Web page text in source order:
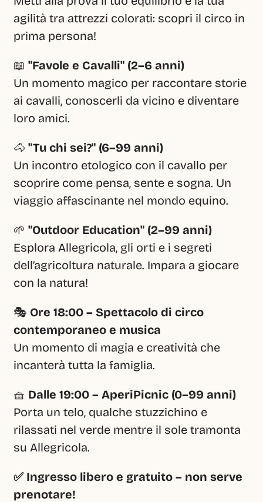
agilità tra attrezzi colorati: scopri il circo in
prima persona!
📖 "Favole e Cavalli" (2–6 anni)
Un momento magico per raccontare storie
ai cavalli, conoscerli da vicino e diventare
loro amici.
🐴 "Tu chi sei?" (6–99 anni)
Un incontro etologico con il cavallo per
scoprire come pensa, sente e sogna. Un
viaggio affascinante nel mondo equino.
🌱 "Outdoor Education" (2–99 anni)
Esplora Allegricola, gli orti e i segreti
dell’agricoltura naturale. Impara a giocare
con la natura!
🎭 Ore 18:00 – Spettacolo di circo
contemporaneo e musica
Un momento di magia e creatività che
incanterà tutta la famiglia.
🧺 Dalle 19:00 – AperiPicnic (0–99 anni)
Porta un telo, qualche stuzzichino e
rilassati nel verde mentre il sole tramonta
su Allegricola.
✅ Ingresso libero e gratuito – non serve
prenotare!